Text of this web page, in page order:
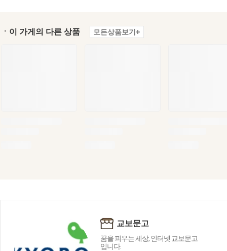
ㆍ이 가게의 다른 상품 모든상품보기+
교보문고
꿈을 피우는 세상, 인터넷 교보문고
입니다.